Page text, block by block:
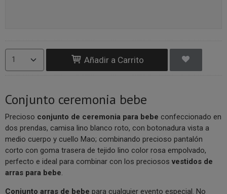
Añadir a Carrito
Conjunto ceremonia bebe
Precioso conjunto de ceremonia para bebe confeccionado en
dos prendas, camisa lino blanco roto, con botonadura vista a
medio cuerpo y cuello Mao; combinando precioso pantalón
corto con goma trasera de tejido lino color rosa empolvado,
perfecto e ideal para combinar con los preciosos vestidos de
arras para bebe.
Conjunto arras de bebe para cualquier evento especial. No